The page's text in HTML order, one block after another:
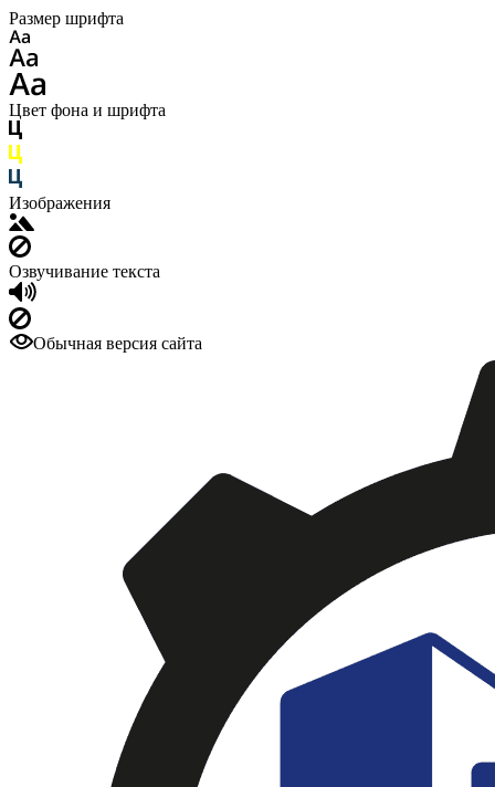
Размер шрифта
Цвет фона и шрифта
Изображения
Озвучивание текста
Обычная версия сайта